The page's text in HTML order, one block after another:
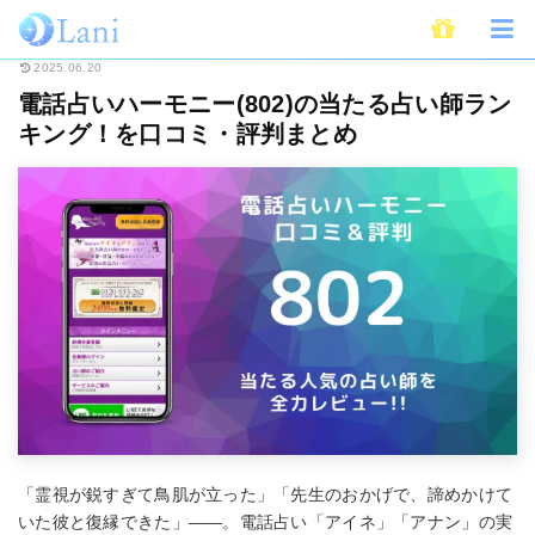
ホーム 電話占い 電話占いハーモニー(802)の当たる占い師ランキング！を
2025.06.20
電話占いハーモニー(802)の当たる占い師ラン
キング！を口コミ・評判まとめ
「霊視が鋭すぎて鳥肌が立った」「先生のおかげで、諦めかけて
いた彼と復縁できた」――。電話占い「アイネ」「アナン」の実